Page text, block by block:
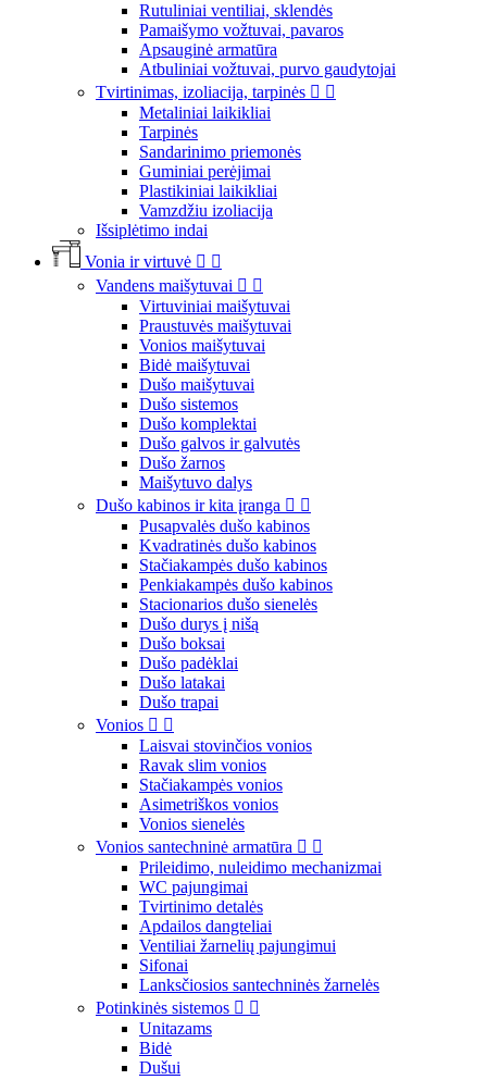
Rutuliniai ventiliai, sklendės
Pamaišymo vožtuvai, pavaros
Apsauginė armatūra
Atbuliniai vožtuvai, purvo gaudytojai
Tvirtinimas, izoliacija, tarpinės  
Metaliniai laikikliai
Tarpinės
Sandarinimo priemonės
Guminiai perėjimai
Plastikiniai laikikliai
Vamzdžiu izoliacija
Išsiplėtimo indai
Vonia ir virtuvė  
Vandens maišytuvai  
Virtuviniai maišytuvai
Praustuvės maišytuvai
Vonios maišytuvai
Bidė maišytuvai
Dušo maišytuvai
Dušo sistemos
Dušo komplektai
Dušo galvos ir galvutės
Dušo žarnos
Maišytuvo dalys
Dušo kabinos ir kita įranga  
Pusapvalės dušo kabinos
Kvadratinės dušo kabinos
Stačiakampės dušo kabinos
Penkiakampės dušo kabinos
Stacionarios dušo sienelės
Dušo durys į nišą
Dušo boksai
Dušo padėklai
Dušo latakai
Dušo trapai
Vonios  
Laisvai stovinčios vonios
Ravak slim vonios
Stačiakampės vonios
Asimetriškos vonios
Vonios sienelės
Vonios santechninė armatūra  
Prileidimo, nuleidimo mechanizmai
WC pajungimai
Tvirtinimo detalės
Apdailos dangteliai
Ventiliai žarnelių pajungimui
Sifonai
Lanksčiosios santechninės žarnelės
Potinkinės sistemos  
Unitazams
Bidė
Dušui